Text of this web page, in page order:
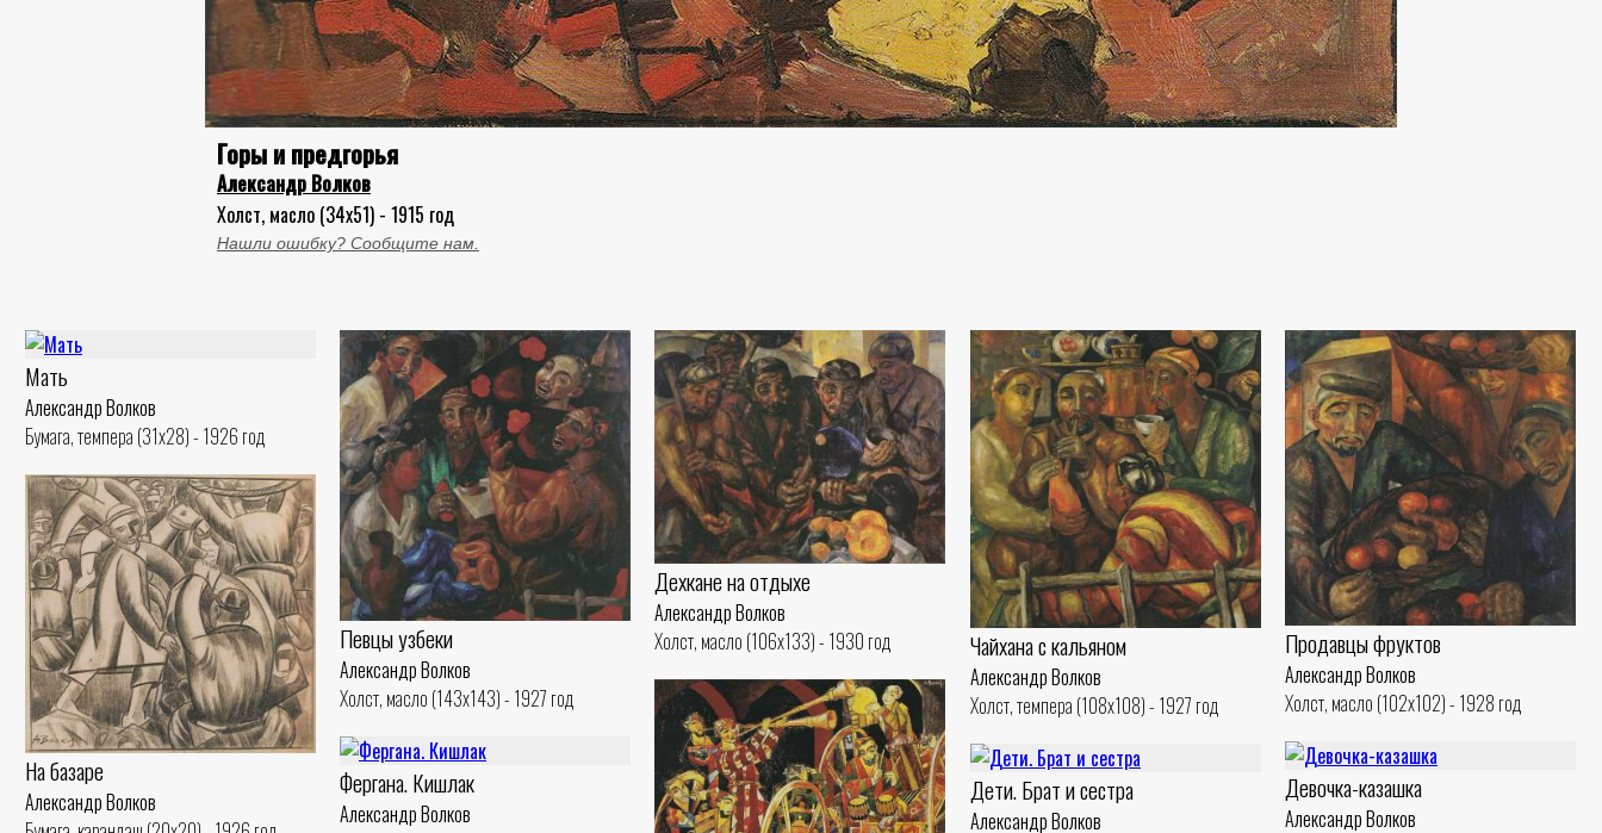
Горы и предгорья
Александр Волков
Холст, масло (34x51) - 1915 год
Нашли ошибку? Сообщите нам.
Мать
Александр Волков
Бумага, темпера (31x28) - 1926 год
Певцы узбеки
Александр Волков
Холст, масло (143x143) - 1927 год
Дехкане на отдыхе
Александр Волков
Холст, масло (106x133) - 1930 год
Чайхана с кальяном
Александр Волков
Холст, темпера (108x108) - 1927 год
Продавцы фруктов
Александр Волков
Холст, масло (102x102) - 1928 год
На базаре
Александр Волков
Фергана. Кишлак
Александр Волков
Девочка-казашка
Александр Волков
Дети. Брат и сестра
Александр Волков